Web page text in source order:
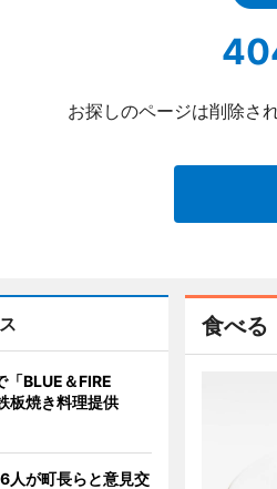
お探しのページは削除さ
食べる
「BLUE＆FIRE
焼き料理提供
人が町長らと意見交